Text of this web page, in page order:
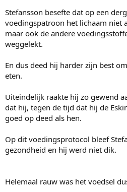
Stefansson besefte dat op een
voedingspatroon het lichaam niet
maar ook de andere
weggelekt.
En dus deed hij harder zijn best
eten.
Uiteindelijk raakte hij zo gewend
dat hij, tegen de tijd dat hij de
goed op deed als hen.
Op dit voedingsprotocol bleef
gezondheid en hij werd niet dik.
Helemaal rauw was het voedsel